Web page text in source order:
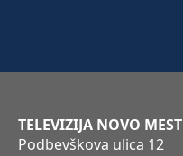
TELEVIZIJA NOVO
Podbevškova ulica 12